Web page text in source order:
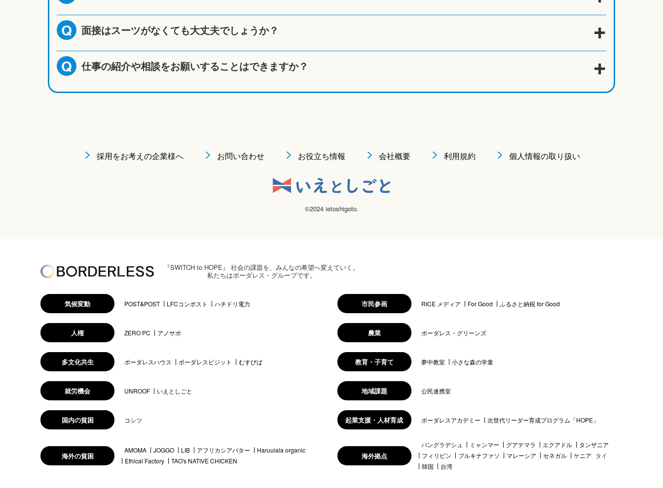
Q 面接はスーツがなくても大丈夫でしょうか？
Q 仕事の紹介や相談をお願いすることはできますか？
採用をお考えの企業様へ お問い合わせ お役立ち情報 会社概要 利用規約 個人情報の取り扱い
©2024 ietoshigoto.
『SWITCH to HOPE』 社会の課題を、みんなの希望へ変えていく。
私たちはボーダレス・グループです。
気候変動 POST&POST LFCコンポスト ハチドリ電力 市民参画 RICE メディア For Good ふるさと納税 for Good
人権 ZERO PC アノサポ 農業 ボーダレス・グリーンズ
多文化共生 ボーダレスハウス ボーダレスビジット むすびば 教育・子育て 夢中教室 小さな森の学童
就労機会 UNROOF いえとしごと 地域課題 公民連携室
国内の貧困 コシツ 起業支援・人材育成 ボーダレスアカデミー 次世代リーダー育成プログラム「HOPE」
海外の貧困
AMOMA JOGGO LIB アフリカシアバター
Haruulala organic
Ethical Factory
TAO's NATIVE CHICKEN
海外拠点
バングラデシュ ミャンマー グアテマラ エクアドル
タンザニア
フィリピン
ブルキナファソ マレーシア セネガル ケニア タイ
韓国
台湾